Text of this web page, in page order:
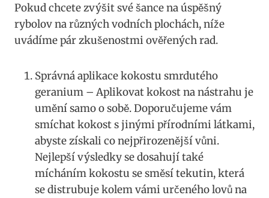
Pokud⁢ chcete zvýšit své ‍šance na úspěšný
rybolov na různých vodních ‌plochách,⁣ níže
uvádíme pár zkušenostmi⁣ ověřených ⁢rad.
Správná ⁣aplikace kokostu smrdutého
geranium – ‍Aplikovat kokost na ​nástrahu je
umění samo o sobě. ⁤Doporučujeme vám
smíchat kokost s jinými‍ přírodními látkami,
abyste získali co nejpřirozenější​ vůni.
Nejlepší výsledky ⁤se​ dosahují⁢ také
mícháním kokostu ​se směsí tekutin, která
se distrubuje kolem vámi⁣ určeného lovů⁤ na